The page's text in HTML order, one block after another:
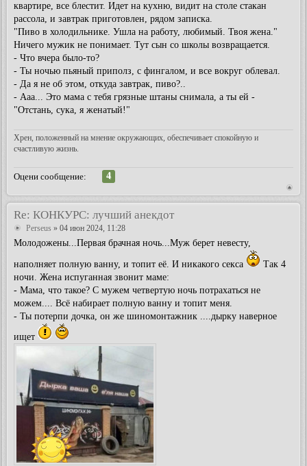
квартире, все блестит. Идет на кухню, видит на столе стакан
рассола, и завтрак приготовлен, рядом записка.
"Пиво в холодильнике. Ушла на работу, любимый. Твоя жена."
Ничего мужик не понимает. Тут сын со школы возвращается.
- Что вчера было-то?
- Ты ночью пьяный приполз, с фингалом, и все вокруг облевал.
- Да я не об этом, откуда завтрак, пиво?..
- Ааа... Это мама с тебя грязные штаны снимала, а ты ей -
"Отстань, сука, я женатый!"
Хрен, положенный на мнение окружающих, обеспечивает спокойную и
счастливую жизнь.
Оцени сообщение:
4
Re: КОНКУРС: лучший анекдот
Perseus » 04 июн 2024, 11:28
Молодожены...Первая брачная ночь...Муж берет невесту,
наполняет полную ванну, и топит её. И никакого секса
Так 4
ночи. Жена испуганная звонит маме:
- Мама, что такое? С мужем четвертую ночь потрахаться не
можем.... Всё набирает полную ванну и топит меня.
- Ты потерпи дочка, он же шиномонтажник ....дырку наверное
ищет